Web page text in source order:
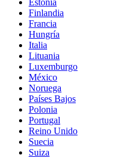
Estonia
Finlandia
Francia
Hungría
Italia
Lituania
Luxemburgo
México
Noruega
Países Bajos
Polonia
Portugal
Reino Unido
Suecia
Suiza